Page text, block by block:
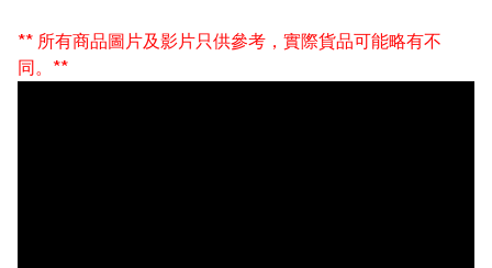
** 所有商品圖片及影片只供參考，實際貨品可能略有不
同。**